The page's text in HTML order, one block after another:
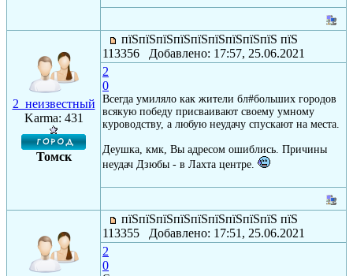
2_неизвестный
Karma: 431
Томск
пїЅпїЅпїЅпїЅпїЅпїЅпїЅпїЅпїЅ пїЅ
113356 Добавлено: 17:57, 25.06.2021
2
0
Всегда умиляло как жители бл#больших городов
всякую победу присваивают своему умному
куроводству, а любую неудачу спускают на места.
Деушка, кмк, Вы адресом ошиблись. Причины
неудач Дзюбы - в Лахта центре.
пїЅпїЅпїЅпїЅпїЅпїЅпїЅпїЅпїЅ пїЅ
113355 Добавлено: 17:51, 25.06.2021
2
0